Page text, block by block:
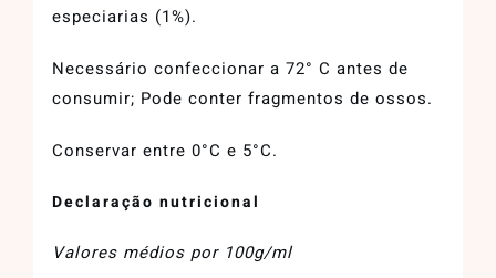
especiarias (1%).
Necessário confeccionar a 72° C antes de
consumir; Pode conter fragmentos de ossos.
Conservar entre 0°C e 5°C.
Declaração nutricional
Valores médios por 100g/ml